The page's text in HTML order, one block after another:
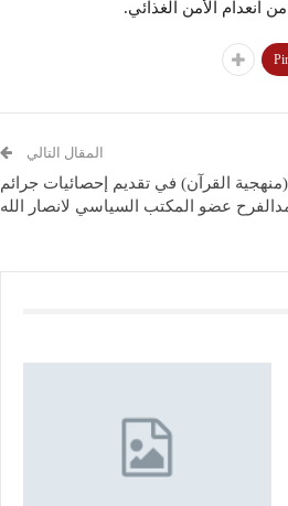
المقال التالي
القرآن) في تقديم إحصائيات جرائم
عضو المكتب السياسي لانصار الله